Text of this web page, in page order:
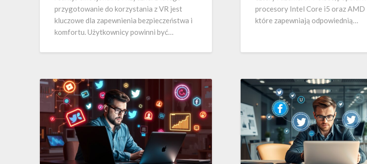
przygotowanie do korzystania z VR jest
kluczowe dla zapewnienia bezpieczeństwa i
komfortu. Użytkownicy powinni być…
procesory Intel Core i5 oraz AMD
które zapewniają odpowiednią…